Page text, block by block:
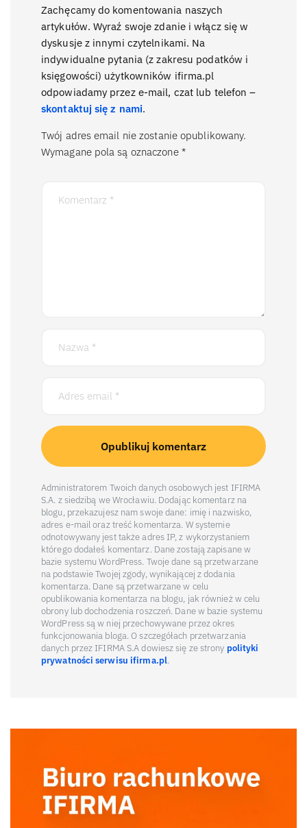
Zachęcamy do komentowania naszych
artykułów. Wyraź swoje zdanie i włącz się w
dyskusje z innymi czytelnikami. Na
indywidualne pytania (z zakresu podatków i
księgowości) użytkowników ifirma.pl
odpowiadamy przez e-mail, czat lub telefon –
skontaktuj się z nami.
Twój adres email nie zostanie opublikowany.
Wymagane pola są oznaczone *
Administratorem Twoich danych osobowych jest IFIRMA
S.A. z siedzibą we Wrocławiu. Dodając komentarz na
blogu, przekazujesz nam swoje dane: imię i nazwisko,
adres e-mail oraz treść komentarza. W systemie
odnotowywany jest także adres IP, z wykorzystaniem
którego dodałeś komentarz. Dane zostają zapisane w
bazie systemu WordPress. Twoje dane są przetwarzane
na podstawie Twojej zgody, wynikającej z dodania
komentarza. Dane są przetwarzane w celu
opublikowania komentarza na blogu, jak również w celu
obrony lub dochodzenia roszczeń. Dane w bazie systemu
WordPress są w niej przechowywane przez okres
funkcjonowania bloga. O szczegółach przetwarzania
danych przez IFIRMA S.A dowiesz się ze strony polityki
prywatności serwisu ifirma.pl.